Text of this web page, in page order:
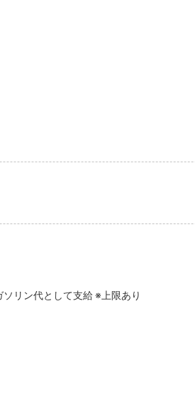
リン代として支給 ※上限あり